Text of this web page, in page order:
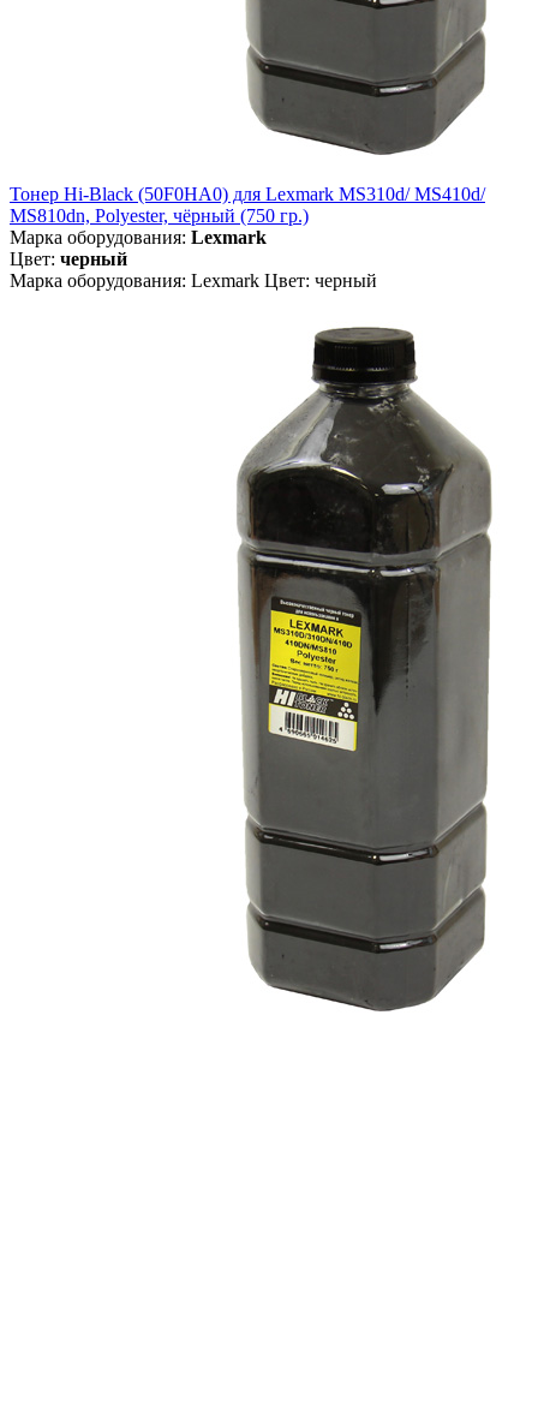
Тонер Hi-Black (50F0HA0) для Lexmark MS310d/ MS410d/
MS810dn, Polyester, чёрный (750 гр.)
Марка оборудования: Lexmark
Цвет: черный
Марка оборудования: Lexmark Цвет: черный